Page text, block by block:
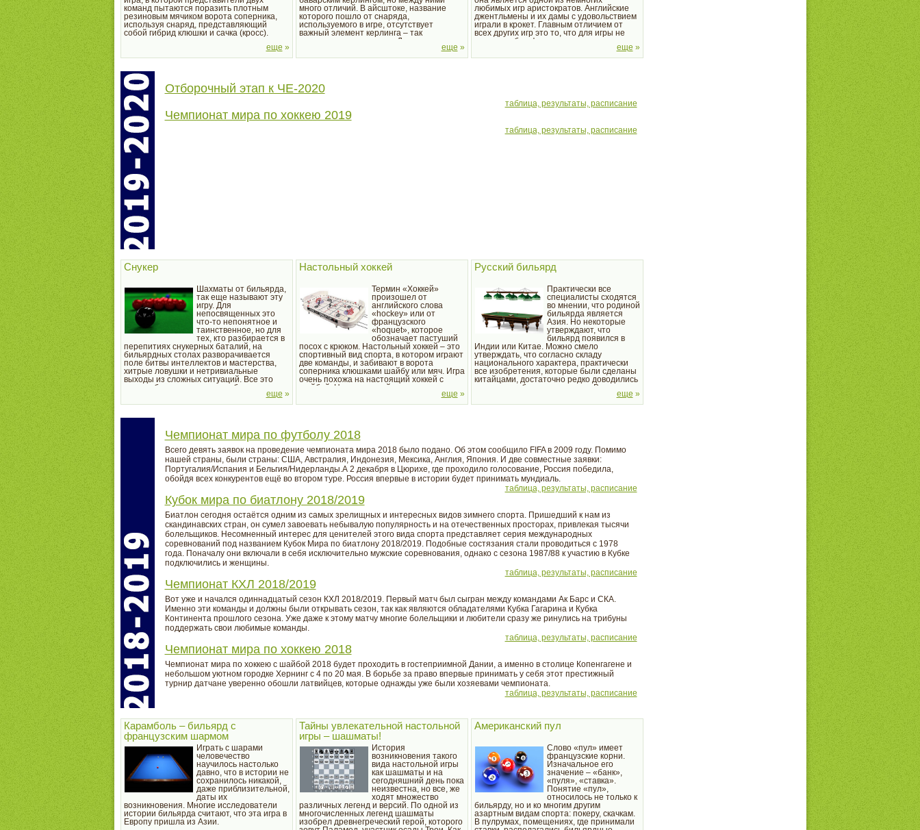
команд пытаются поразить плотным
резиновым мячиком ворота соперника,
используя снаряд, представляющий
собой гибрид клюшки и сачка (кросс).
еще »
много отличий. В айсштоке, название
которого пошло от снаряда,
используемого в игре, отсутствует
важный элемент керлинга – так
называемые «метелки». Да и вес самого
снаряда гораздо меньше – в айсштоке он
не...
еще »
любимых игр аристократов. Английские
джентльмены и их дамы с удовольствием
играли в крокет. Главным отличием от
всех других игр это то, что для игры не
нужна особая физическая подготовка и
еще »
Отборочный этап к ЧE-2020
таблица, результаты, расписание
Чемпионат мира по хоккею 2019
таблица, результаты, расписание
Снукер
Шахматы от бильярда,
так еще называют эту
игру. Для
непосвященных это
что-то непонятное и
таинственное, но для
тех, кто разбирается в
перепитиях снукерных баталий, на
бильярдных столах разворачивается
поле битвы интеллектов и мастерства,
хитрые ловушки и нетривиальные
выходы из сложных ситуаций. Все это
врядли будет интересно любителям
быстрых и динамичных игр на бильярде.
Однако, для тех, кто ценит истинное...
еще »
Настольный хоккей
Термин «Хоккей»
произошел от
английского слова
«hockey» или от
французского
«hoquet», которое
обозначает пастуший
посох с крюком. Настольный хоккей – это
спортивный вид спорта, в котором играют
две команды, и забивают в ворота
соперника клюшками шайбу или мяч. Игра
очень похожа на настоящий хоккей с
шайбой. Целью данной игры является
индивидуальное ведение и передача
мяча...
еще »
Русский бильярд
Практически все
специалисты сходятся
во мнении, что родиной
бильярда является
Азия. Но некоторые
утверждают, что
бильярд появился в
Индии или Китае. Можно смело
утверждать, что согласно складу
национального характера, практически
все изобретения, которые были сделаны
китайцами, достаточно редко доводились
до какого либо совершенства. Вот и
остался самой обыкновенной
еще »
Чемпионат мира по футболу 2018
Всего девять заявок на проведение чемпионата мира 2018 было подано. Об этом сообщило FIFA в 2009 году. Помимо
нашей страны, были страны: США, Австралия, Индонезия, Мексика, Англия, Япония. И две совместные заявки:
Португалия/Испания и Бельгия/Нидерланды.А 2 декабря в Цюрихе, где проходило голосование, Россия победила,
обойдя всех конкурентов ещё во втором туре. Россия впервые в истории будет принимать мундиаль.
таблица, результаты, расписание
Кубок мира по биатлону 2018/2019
Биатлон сегодня остаётся одним из самых зрелищных и интересных видов зимнего спорта. Пришедший к нам из
скандинавских стран, он сумел завоевать небывалую популярность и на отечественных просторах, привлекая тысячи
болельщиков. Несомненный интерес для ценителей этого вида спорта представляет серия международных
соревнований под названием Кубок Мира по биатлону 2018/2019. Подобные состязания стали проводиться с 1978
года. Поначалу они включали в себя исключительно мужские соревнования, однако с сезона 1987/88 к участию в Кубке
подключились и женщины.
таблица, результаты, расписание
Чемпионат КХЛ 2018/2019
Вот уже и начался одиннадцатый сезон КХЛ 2018/2019. Первый матч был сыгран между командами Ак Барс и СКА.
Именно эти команды и должны были открывать сезон, так как являются обладателями Кубка Гагарина и Кубка
Континента прошлого сезона. Уже даже к этому матчу многие болельщики и любители сразу же ринулись на трибуны
поддержать свои любимые команды.
таблица, результаты, расписание
Чемпионат мира по хоккею 2018
Чемпионат мира по хоккею с шайбой 2018 будет проходить в гостеприимной Дании, а именно в столице Копенгагене и
небольшом уютном городке Хернинг с 4 по 20 мая. В борьбе за право впервые принимать у себя этот престижный
турнир датчане уверенно обошли латвийцев, которые однажды уже были хозяевами чемпионата.
таблица, результаты, расписание
Карамболь – бильярд с
французским шармом
Играть с шарами
человечество
научилось настолько
давно, что в истории не
сохранилось никакой,
даже приблизительной,
даты их
возникновения. Многие исследователи
истории бильярда считают, что эта игра в
Европу пришла из Азии.
Тайны увлекательной настольной
игры – шашматы!
История
возникновения такого
вида настольной игры
как шашматы и на
сегодняшний день пока
неизвестна, но все, же
ходят множество
различных легенд и версий. По одной из
многочисленных легенд шашматы
изобрел древнегреческий герой, которого
Американский пул
Слово «пул» имеет
французские корни.
Изначальное его
значение – «банк»,
«пуля», «ставка».
Понятие «пул»,
относилось не только к
бильярду, но и ко многим другим
азартным видам спорта: покеру, скачкам.
В пулрумах, помещениях, где принимали